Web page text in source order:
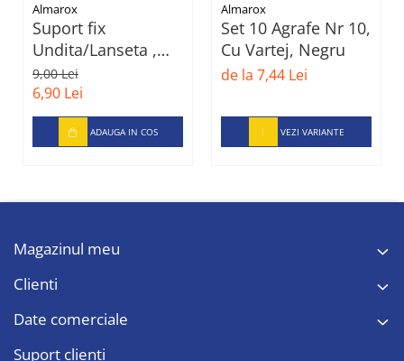
Almarox
Suport fix
Undita/Lanseta ,
Metal
9,00 Lei
6,90 Lei
ADAUGA IN COS
Almarox
Set 10 Agrafe Nr 10,
Cu Vartej, Negru
de la 7,44 Lei
VEZI VARIANTE
Magazinul meu
Clienti
Date comerciale
Suport clienti